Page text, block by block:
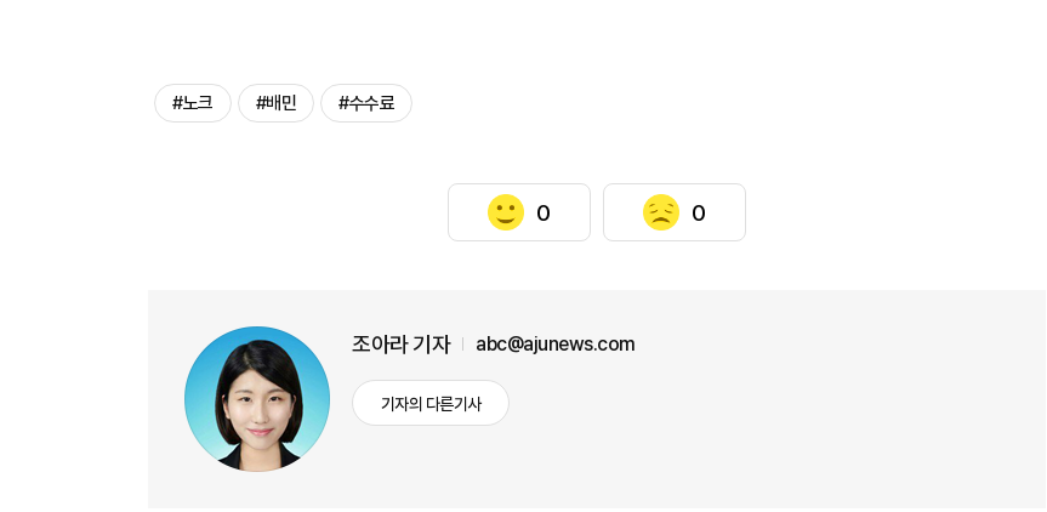
#노크 #배민 #수수료
0 0
조아라 기자 abc@ajunews.com
기자의 다른기사